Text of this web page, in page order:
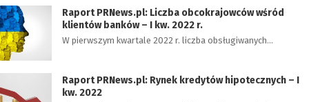
Raport PRNews.pl: Liczba obcokrajowców wśród
klientów banków – I kw. 2022 r.
W pierwszym kwartale 2022 r. liczba obsługiwanych…
Raport PRNews.pl: Rynek kredytów hipotecznych – I
kw. 2022